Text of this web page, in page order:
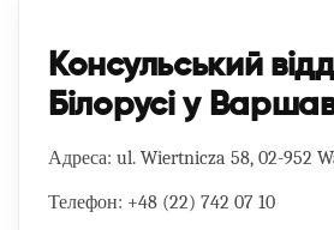
Консульський
Білорусі у
Адреса: ul. Wiertnicza 58, 02-952
Телефон: +48 (22) 742 07 10